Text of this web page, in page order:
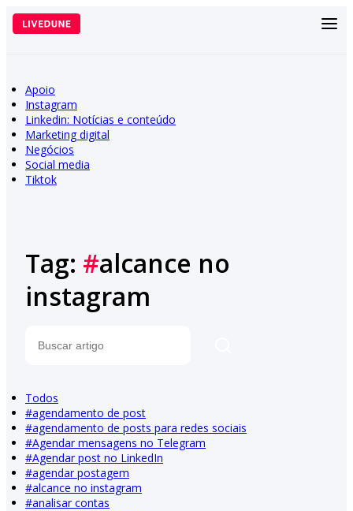
Pular
para
Apoio
Instagram
Linkedin: Notícias e conteúdo
Marketing digital
Negócios
Social media
Tiktok
Tag: #alcance no
instagram
Todos
#agendamento de post
#agendamento de posts para redes sociais
#Agendar mensagens no Telegram
#Agendar post no LinkedIn
#agendar postagem
#alcance no instagram
#analisar contas